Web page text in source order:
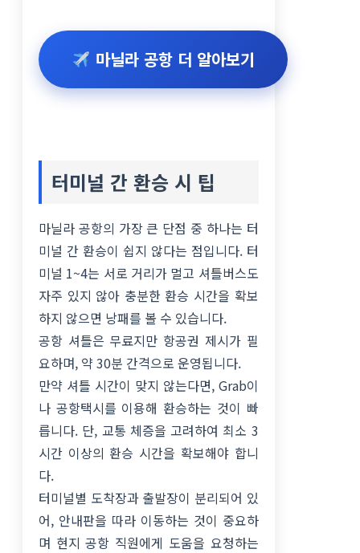
마닐라 공항 더 알아보기
터미널 간 환승 시 팁
마닐라 공항의 가장 큰 단점 중 하나는 터
미널 간 환승이 쉽지 않다는 점입니다. 터
미널 1~4는 서로 거리가 멀고 셔틀버스도
자주 있지 않아 충분한 환승 시간을 확보
하지 않으면 낭패를 볼 수 있습니다.
공항 셔틀은 무료지만 항공권 제시가 필
요하며, 약 30분 간격으로 운영됩니다.
만약 셔틀 시간이 맞지 않는다면, Grab이
나 공항택시를 이용해 환승하는 것이 빠
릅니다. 단, 교통 체증을 고려하여 최소 3
시간 이상의 환승 시간을 확보해야 합니
다.
터미널별 도착장과 출발장이 분리되어 있
어, 안내판을 따라 이동하는 것이 중요하
며 현지 공항 직원에게 도움을 요청하는